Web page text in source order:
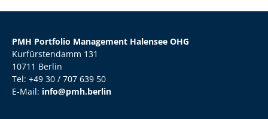
PMH Portfolio Management Halensee OHG
Kurfürstendamm 131
10711 Berlin
Tel: +49 30 / 707 639 50
E-Mail: info@pmh.berlin